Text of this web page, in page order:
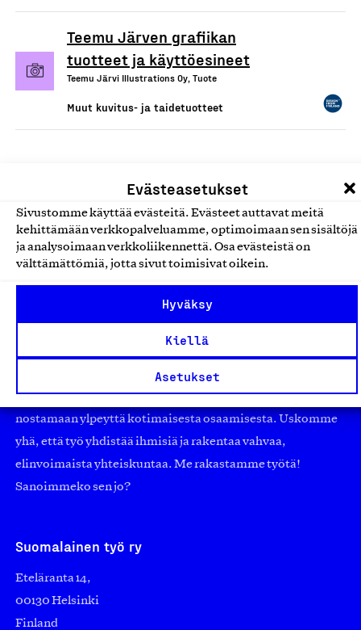
Evästeasetukset
Sivustomme käyttää evästeitä. Evästeet auttavat meitä
kehittämään verkkopalveluamme, optimoimaan sen sisältöjä
ja analysoimaan verkkoliikennettä. Osa evästeistä on
välttämättömiä, jotta sivut toimisivat oikein.
Hyväksy
Kiellä
Asetukset
Teemu Järven grafiikan
tuotteet ja käyttöesineet
Teemu Järvi Illustrations Oy, Tuote
Muut kuvitus- ja taidetuotteet
Olemme jäsentemme omistama puolueeton,
työmarkkinajärjestöistä riippumaton yhdistys.
suuryrityksiin. Meidät on perustettu yli 100 vuotta sitten
edistämään suomalaista työtä ja teollisuutta sekä
nostamaan ylpeyttä kotimaisesta osaamisesta. Uskomme
yhä, että työ yhdistää ihmisiä ja rakentaa vahvaa,
elinvoimaista yhteiskuntaa. Me rakastamme työtä!
Sanoimmeko sen jo?
Suomalainen työ ry
Eteläranta 14,
00130 Helsinki
Finland